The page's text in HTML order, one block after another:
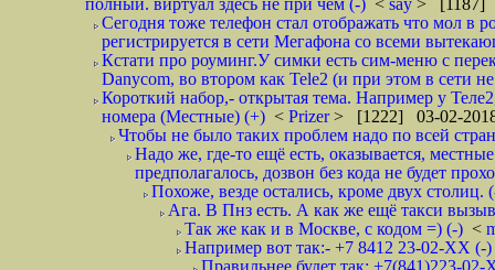
полный. виртуал здесь не при чем (-) < say > [1187]
Сегодня тоже телефон стал отображать что мол в
регистрируется в сети Мегафона со всеми
Кстати про роуминг.У симки есть сим-меню с
Danycom, во втором как Tele2 (и при этом в сети
Короткий набор,- открытая тема. Например у
номера (Местные) (+) < Prizer> [1222] 03-02-
Чтобы не было таких проблем надо по всей
Надо же, где-то ещё есть, оказывается,
предполагалось, дозвон без кода не будет
Похоже, везде остались, кроме двух
Ага. В Пнз есть. А как же ещё такси
Так же как и в Москве, с кодом =) (-) <
Например вот так:- +7 8412 23-02-ХХ (-
Правильнее будет так: +7(841)223-